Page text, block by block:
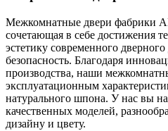
Межкомнатные двери фабрики
сочетающая в себе достижения
эстетику современного
безопасность. Благодаря
производства, наши
эксплуатационным
натурального шпона. У нас вы
качественных моделей,
дизайну и цвету.